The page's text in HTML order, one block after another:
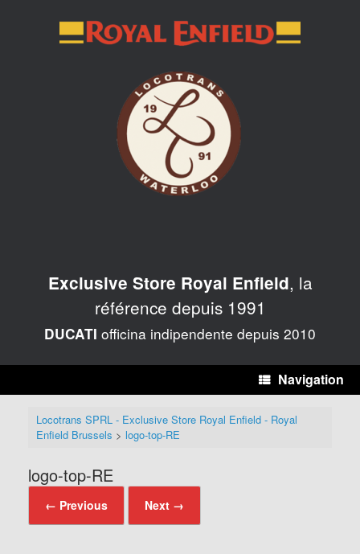
Exclusive Store Royal Enfield, la
référence depuis 1991
DUCATI officina indipendente depuis 2010
Navigation
Locotrans SPRL - Exclusive Store Royal Enfield - Royal
Enfield Brussels > logo-top-RE
logo-top-RE
← Previous Next →